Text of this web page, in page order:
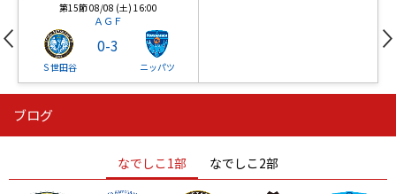
第15節 08/08 (土) 16:00
ＡＧＦ
Ｓ世田谷
0-3
ニッパツ
ニッパツ
ニッパツ 名古屋
石人の星
静岡 愛媛Ｌ
ブログ
なでしこ1部 なでしこ2部